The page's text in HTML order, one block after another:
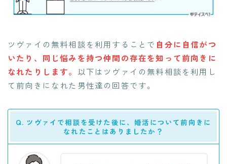
ツヴァイの無料相談を利用することで 自分に自信がつ
いたり、同じ悩みを持つ仲間の存在を知って前向きに
なれたりします。 以下はツヴァイの無料相談を利用し
て前向きになれた男性達の回答です。
Q. ツヴァイで相談を受けた後に、婚活について前向きに
なれたことはありましたか？